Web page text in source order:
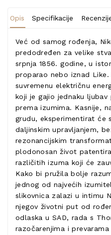
Opis Specifikacije
Već od samog rođenja,
predodređen za velike
srpnja 1856. godine, u
proparao nebo iznad
suvremenu električnu
koji je gajio jednaku
prema izumima. Kasnije,
grudu, eksperimentirat će
daljinskim upravljanjem,
rezonancijskim
plodonosan život
različitih izuma koji će
Kako bi pružila bolje
jednog od najvećih
slikovnica zalazi u intimu
njegov životni put od
odlaska u SAD, rada s
razočarenjima i